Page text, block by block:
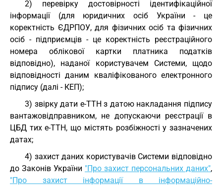
2) перевірку достовірності ідентифікаційної
інформації (для юридичних осіб України - це
коректність ЄДРПОУ, для фізичних осіб та фізичних
осіб - підприємців - це коректність реєстраційного
номера облікової картки платника податків
відповідно), наданої користувачем Системи, щодо
відповідності даним кваліфікованого електронного
підпису (далі - КЕП);
3) звірку дати е-ТТН з датою накладання підпису
вантажовідправником, не допускаючи реєстрації в
ЦБД тих е-ТТН, що містять розбіжності у зазначених
датах;
4) захист даних користувачів Системи відповідно
до Законів України "Про захист персональних даних",
"Про захист інформації в інформаційно-